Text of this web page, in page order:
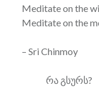
Meditate on the
Meditate on the
– Sri Chinmoy
რა გსურს?